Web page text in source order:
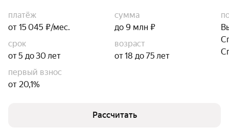
платёж
от 15 045 ₽/мес.
сумма
до 9 млн ₽
срок
от 5 до 30 лет
возраст
от 18 до 75 лет
первый взнос
от 20,1%
Рассчитать